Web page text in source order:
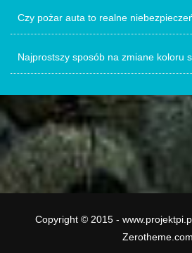
Czy pożar auta to realne
Najprostszy sposób na zmiane koloru
Copyright © 2015 -
Zerotheme.com